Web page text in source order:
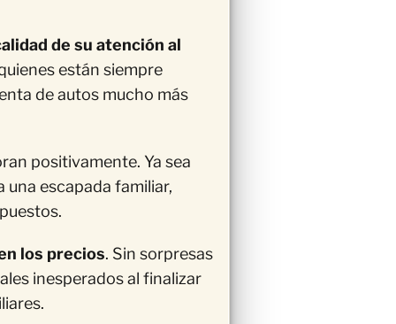
de su atención al
están siempre
de autos mucho más
positivamente. Ya sea
escapada familiar,
los precios. Sin sorpresas
inesperados al finalizar